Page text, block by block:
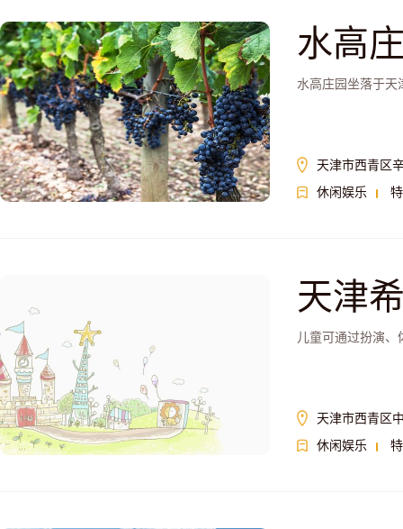
水高
水高庄园坐落于天
天津市西青区
休闲娱乐
天津
儿童可通过扮演
天津市西青区
休闲娱乐